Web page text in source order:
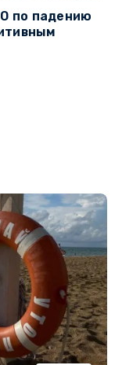
по падению